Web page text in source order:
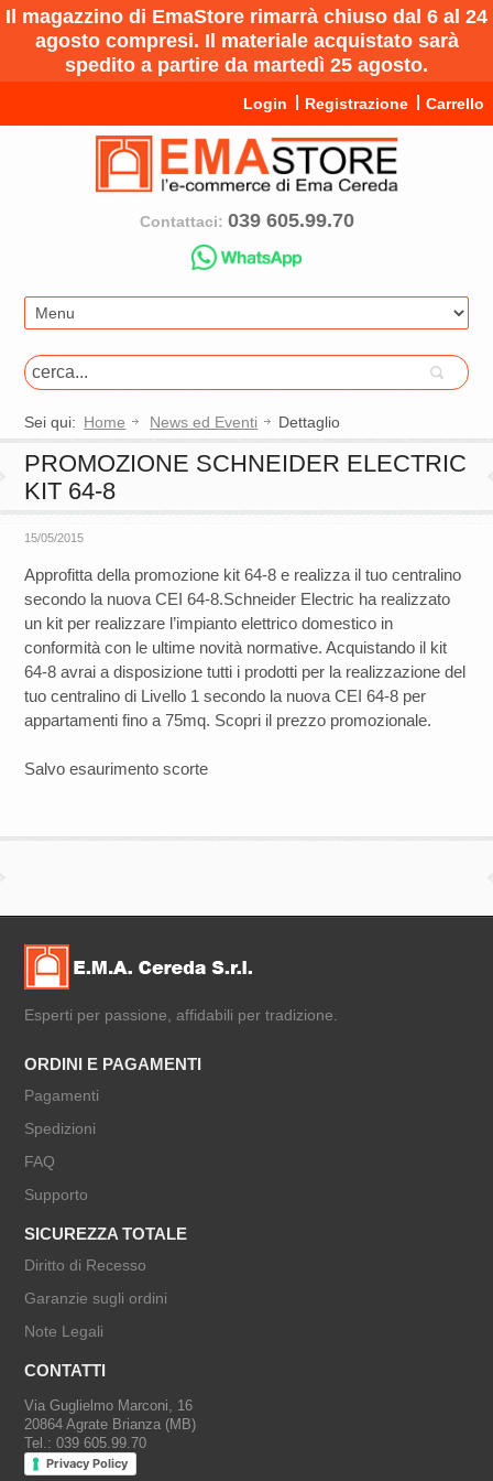
Il magazzino di EmaStore rimarrà chiuso dal 6 al 24
agosto compresi. Il materiale acquistato sarà
spedito a partire da martedì 25 agosto.
Login Registrazione Carrello
Contattaci: 039 605.99.70
Sei qui: Home News ed Eventi Dettaglio
PROMOZIONE SCHNEIDER ELECTRIC
KIT 64-8
15/05/2015
Approfitta della promozione kit 64-8 e realizza il tuo centralino
secondo la nuova CEI 64-8.Schneider Electric ha realizzato
un kit per realizzare l’impianto elettrico domestico in
conformità con le ultime novità normative. Acquistando il kit
64-8 avrai a disposizione tutti i prodotti per la realizzazione del
tuo centralino di Livello 1 secondo la nuova CEI 64-8 per
appartamenti fino a 75mq. Scopri il prezzo promozionale.
Salvo esaurimento scorte
Esperti per passione, affidabili per tradizione.
ORDINI E PAGAMENTI
Pagamenti
Spedizioni
FAQ
Supporto
SICUREZZA TOTALE
Diritto di Recesso
Garanzie sugli ordini
Note Legali
CONTATTI
Via Guglielmo Marconi, 16
20864 Agrate Brianza (MB)
Tel.: 039 605.99.70
Privacy Policy